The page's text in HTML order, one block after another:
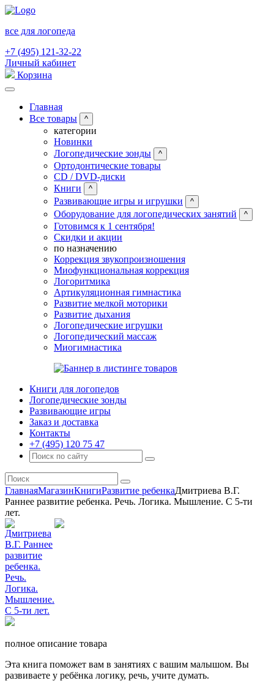
все для логопеда
+7 (495) 121-32-22
Личный кабинет
Корзина
Главная
Все товары
^
категории
Новинки
Логопедические зонды
^
Ортодонтические товары
CD / DVD-диски
Книги
^
Развивающие игры и игрушки ^
Оборудование для логопедических занятий ^
Готовимся к 1 сентября!
Скидки и акции
по назначению
Коррекция звукопроизношения
Миофункциональная коррекция
Логоритмика
Артикуляционная гимнастика
Развитие мелкой моторики
Развитие дыхания
Логопедические игрушки
Логопедический массаж
Миогимнастика
Книги для логопедов
Логопедические зонды
Развивающие игры
Заказ и доставка
Контакты
+7 (495) 120 75 47
ГлавнаяМагазинКнигиРазвитие ребенкаДмитриева В.Г.
Раннее развитие ребенка. Речь. Логика. Мышление. С 5-ти
лет.
полное описание товара
Эта книга поможет вам в занятиях с вашим малышом. Вы
развиваете у ребёнка логику, речь, учите думать.